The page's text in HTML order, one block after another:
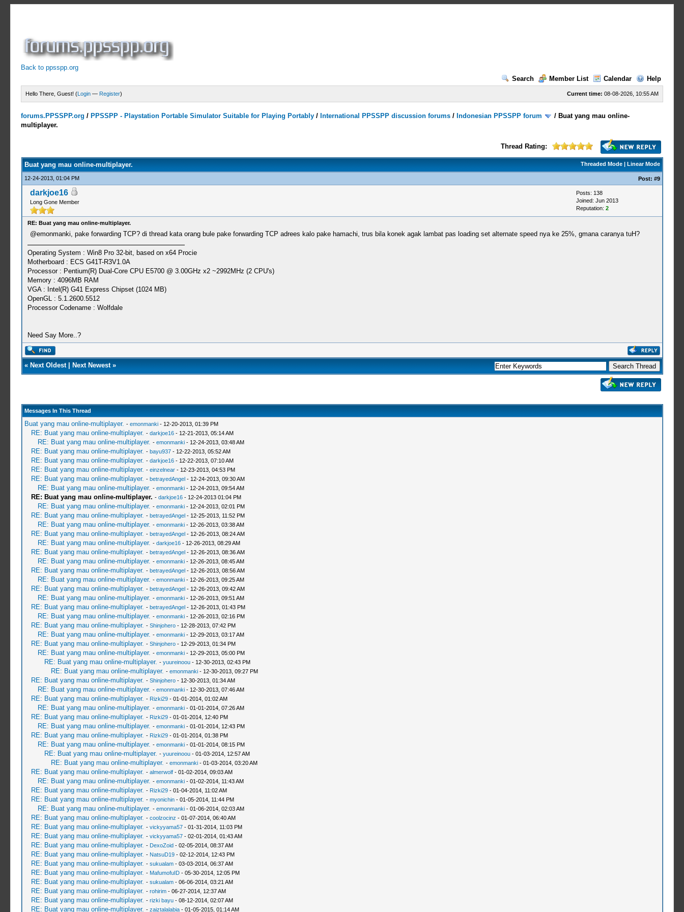
Back to ppsspp.org
Search
Member List Calendar Help
Current time: 08-08-2026, 10:55 AM
Hello There, Guest! (Login — Register)
forums.PPSSPP.org / PPSSPP - Playstation Portable Simulator Suitable for Playing Portably / International PPSSPP discussion forums / Indonesian PPSSPP forum / Buat yang mau online-
multiplayer.
Thread Rating:
Threaded Mode| Linear Mode
Buat yang mau online-multiplayer.
12-24-2013, 01:04 PM Post: #9
darkjoe16
Long Gone Member
Posts: 138
Joined: Jun 2013
Reputation: 2
RE: Buat yang mau online-multiplayer.
@emonmanki, pake forwarding TCP? di thread kata orang bule pake forwarding TCP adrees kalo pake hamachi, trus bila konek agak lambat pas loading set alternate speed nya ke 25%, gmana caranya tuH?
Operating System : Win8 Pro 32-bit, based on x64 Procie
Motherboard : ECS G41T-R3V1.0A
Processor : Pentium(R) Dual-Core CPU E5700 @ 3.00GHz x2 ~2992MHz (2 CPU's)
Memory : 4096MB RAM
VGA : Intel(R) G41 Express Chipset (1024 MB)
OpenGL : 5.1.2600.5512
Processor Codename : Wolfdale
Need Say More..?
« Next Oldest| Next Newest»
Messages In This Thread
Buat yang mau online-multiplayer. - emonmanki- 12-20-2013, 01:39 PM
RE: Buat yang mau online-multiplayer. - darkjoe16- 12-21-2013, 05:14 AM
RE: Buat yang mau online-multiplayer. - emonmanki- 12-24-2013, 03:48 AM
RE: Buat yang mau online-multiplayer. - bayu937- 12-22-2013, 05:52 AM
RE: Buat yang mau online-multiplayer. - darkjoe16- 12-22-2013, 07:10 AM
RE: Buat yang mau online-multiplayer. - einzelnear- 12-23-2013, 04:53 PM
RE: Buat yang mau online-multiplayer. - betrayedAngel- 12-24-2013, 09:30 AM
RE: Buat yang mau online-multiplayer. - emonmanki- 12-24-2013, 09:54 AM
RE: Buat yang mau online-multiplayer. - darkjoe16- 12-24-2013 01:04 PM
RE: Buat yang mau online-multiplayer. - emonmanki- 12-24-2013, 02:01 PM
RE: Buat yang mau online-multiplayer. - betrayedAngel- 12-25-2013, 11:52 PM
RE: Buat yang mau online-multiplayer. - emonmanki- 12-26-2013, 03:38 AM
RE: Buat yang mau online-multiplayer. - betrayedAngel- 12-26-2013, 08:24 AM
RE: Buat yang mau online-multiplayer. - darkjoe16- 12-26-2013, 08:29 AM
RE: Buat yang mau online-multiplayer. - betrayedAngel- 12-26-2013, 08:36 AM
RE: Buat yang mau online-multiplayer. - emonmanki- 12-26-2013, 08:45 AM
RE: Buat yang mau online-multiplayer. - betrayedAngel- 12-26-2013, 08:56 AM
RE: Buat yang mau online-multiplayer. - emonmanki- 12-26-2013, 09:25 AM
RE: Buat yang mau online-multiplayer. - betrayedAngel- 12-26-2013, 09:42 AM
RE: Buat yang mau online-multiplayer. - emonmanki- 12-26-2013, 09:51 AM
RE: Buat yang mau online-multiplayer. - betrayedAngel- 12-26-2013, 01:43 PM
RE: Buat yang mau online-multiplayer. - emonmanki- 12-26-2013, 02:16 PM
RE: Buat yang mau online-multiplayer. - Shinjohero- 12-28-2013, 07:42 PM
RE: Buat yang mau online-multiplayer. - emonmanki- 12-29-2013, 03:17 AM
RE: Buat yang mau online-multiplayer. - Shinjohero- 12-29-2013, 01:34 PM
RE: Buat yang mau online-multiplayer. - emonmanki- 12-29-2013, 05:00 PM
RE: Buat yang mau online-multiplayer. - yuureinoou- 12-30-2013, 02:43 PM
RE: Buat yang mau online-multiplayer. - emonmanki- 12-30-2013, 09:27 PM
RE: Buat yang mau online-multiplayer. - Shinjohero- 12-30-2013, 01:34 AM
RE: Buat yang mau online-multiplayer. - emonmanki- 12-30-2013, 07:46 AM
RE: Buat yang mau online-multiplayer. - Rizki29- 01-01-2014, 01:02 AM
RE: Buat yang mau online-multiplayer. - emonmanki- 01-01-2014, 07:26 AM
RE: Buat yang mau online-multiplayer. - Rizki29- 01-01-2014, 12:40 PM
RE: Buat yang mau online-multiplayer. - emonmanki- 01-01-2014, 12:43 PM
RE: Buat yang mau online-multiplayer. - Rizki29- 01-01-2014, 01:38 PM
RE: Buat yang mau online-multiplayer. - emonmanki- 01-01-2014, 08:15 PM
RE: Buat yang mau online-multiplayer. - yuureinoou- 01-03-2014, 12:57 AM
RE: Buat yang mau online-multiplayer. - emonmanki- 01-03-2014, 03:20 AM
RE: Buat yang mau online-multiplayer. - almerwolf- 01-02-2014, 09:03 AM
RE: Buat yang mau online-multiplayer. - emonmanki- 01-02-2014, 11:43 AM
RE: Buat yang mau online-multiplayer. - Rizki29- 01-04-2014, 11:02 AM
RE: Buat yang mau online-multiplayer. - myonichin- 01-05-2014, 11:44 PM
RE: Buat yang mau online-multiplayer. - emonmanki- 01-06-2014, 02:03 AM
RE: Buat yang mau online-multiplayer. - coolzocinz - 01-07-2014, 06:40 AM
RE: Buat yang mau online-multiplayer. - vickyyama57- 01-31-2014, 11:03 PM
RE: Buat yang mau online-multiplayer. - vickyyama57- 02-01-2014, 01:43 AM
RE: Buat yang mau online-multiplayer. - DexoZoid- 02-05-2014, 08:37 AM
RE: Buat yang mau online-multiplayer. - NatsuD19- 02-12-2014, 12:43 PM
RE: Buat yang mau online-multiplayer. - sukualam- 03-03-2014, 06:37 AM
RE: Buat yang mau online-multiplayer. - MafumofuID- 05-30-2014, 12:05 PM
RE: Buat yang mau online-multiplayer. - sukualam- 06-06-2014, 03:21 AM
RE: Buat yang mau online-multiplayer. - rohirim- 06-27-2014, 12:37 AM
RE: Buat yang mau online-multiplayer. - rizki bayu- 08-12-2014, 02:07 AM
RE: Buat yang mau online-multiplayer. - zaiztalalabia- 01-05-2015, 01:14 AM